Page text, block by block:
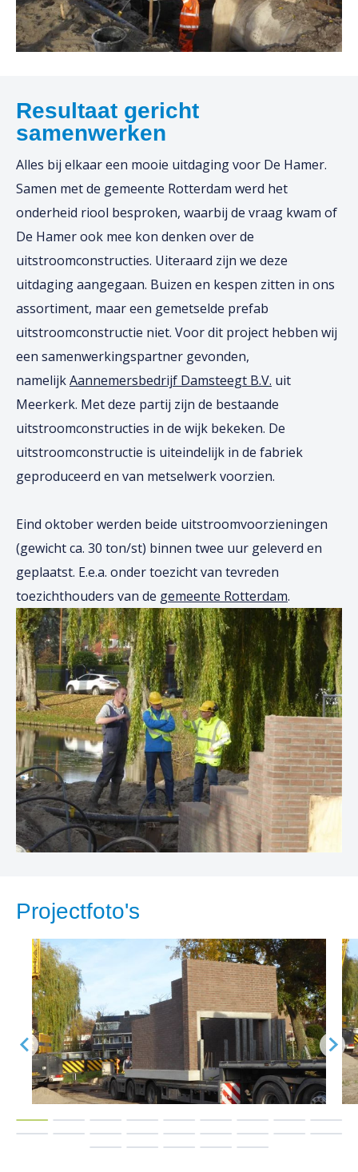
Resultaat gericht
samenwerken
Alles bij elkaar een mooie uitdaging voor De Hamer.
Samen met de gemeente Rotterdam werd het
onderheid riool besproken, waarbij de vraag kwam of
De Hamer ook mee kon denken over de
uitstroomconstructies. Uiteraard zijn we deze
uitdaging aangegaan. Buizen en kespen zitten in ons
assortiment, maar een gemetselde prefab
uitstroomconstructie niet. Voor dit project hebben wij
een samenwerkingspartner gevonden,
namelijkAannemersbedrijf Damsteegt B.V. uit
Meerkerk. Met deze partij zijn de bestaande
uitstroomconstructies in de wijk bekeken. De
uitstroomconstructie is uiteindelijk in de fabriek
geproduceerd en van metselwerk voorzien.
Eind oktober werden beide uitstroomvoorzieningen
(gewicht ca. 30 ton/st) binnen twee uur geleverd en
geplaatst. E.e.a. onder toezicht van tevreden
toezichthouders van de gemeente Rotterdam.
Projectfoto's